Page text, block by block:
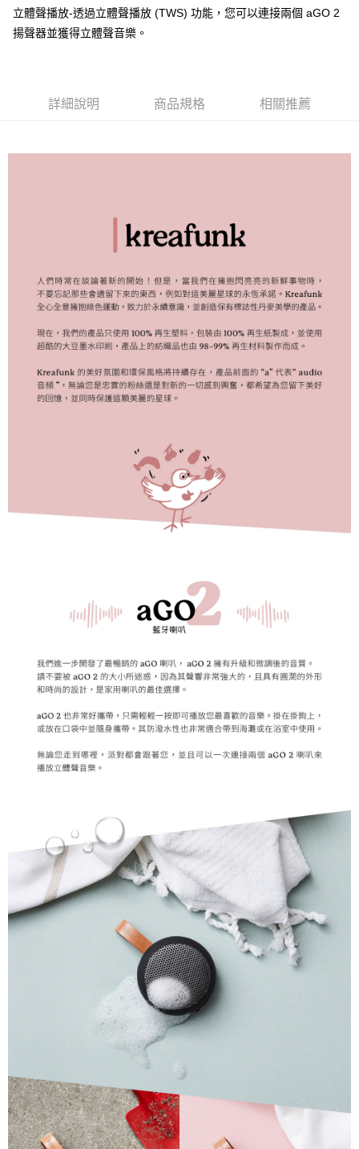
黑貓宅配(離島)
每筆NT$250，滿NT$2,000(含以上)免運費
立體聲播放-透過立體聲播放 (TWS) 功能，您可以連接兩個 aGO 2
揚聲器並獲得立體聲音樂。
詳細說明 商品規格 相關推薦